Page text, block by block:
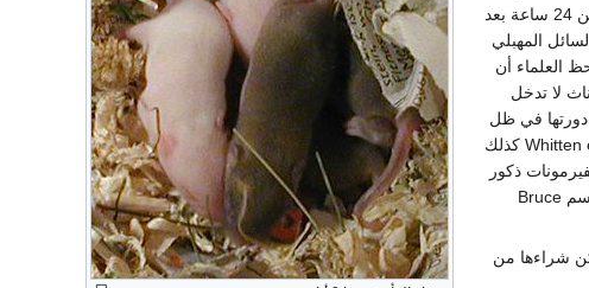
انسداد الجراب التناسلي في المهبل لأكثر من 24 ساعة بعد
المهبلي
العلماء أن
لا تدخل
في ظل
وجود الذكور وهي ظاهرة تعرف باسمWhitten effect كذلك
ذكور
غريبة في فترة التزاوج هي ظاهرة تعرف باسم Bruce
شراءها من